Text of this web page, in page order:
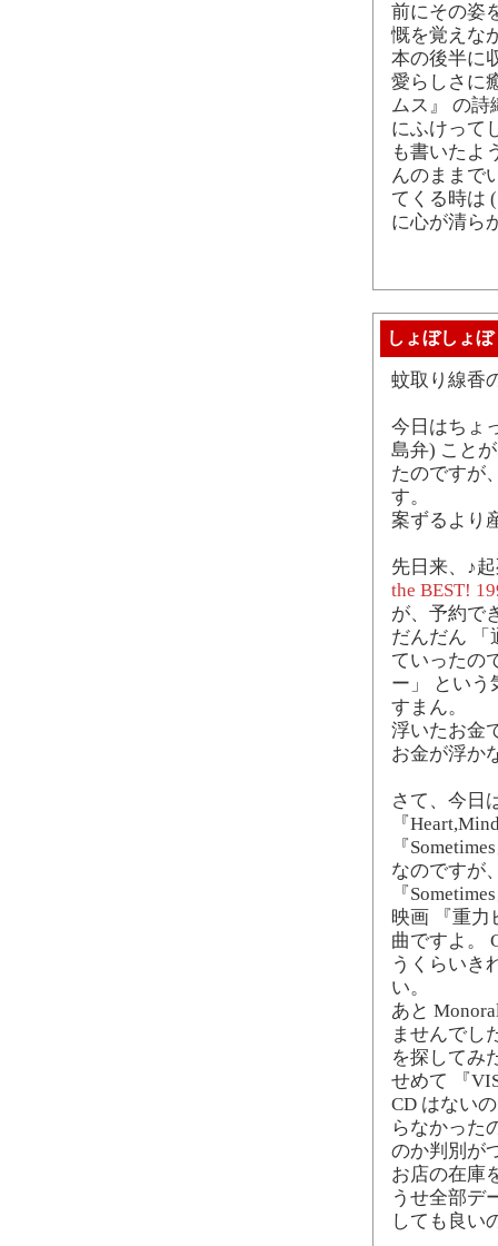
前にその姿
慨を覚えな
本の後半に
愛らしさに
ムス』 の詩
にふけって
も書いたよ
んのままで
てくる時は
に心が清ら
しょぼしょぼ
蚊取り線香
今日はちょ
島弁) こと
たのですが
す。
案ずるより
先日来、♪
the BEST!
が、予約で
だんだん 「
ていったの
ー」 という
すまん。
浮いたお金
お金が浮か
さて、今日
『
『
なのですが
『
映画 『重力
曲ですよ。
うくらいき
い。
あと
ませんでし
を探してみ
せめて 『
CD はない
らなかった
のか判別が
お店の在庫
うせ全部デ
しても良い